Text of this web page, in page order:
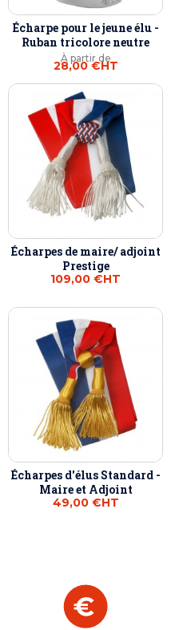
Écharpe pour le jeune élu -
Ruban tricolore neutre
À partir de
28,00 €HT
Écharpes de maire/ adjoint
Prestige
109,00 €HT
Écharpes d'élus Standard -
Maire et Adjoint
49,00 €HT